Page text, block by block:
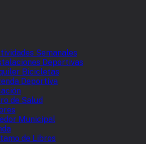
Semanales
Deportivas
Bicicletas
Deportiva
de Salud
Municipal
de Libros